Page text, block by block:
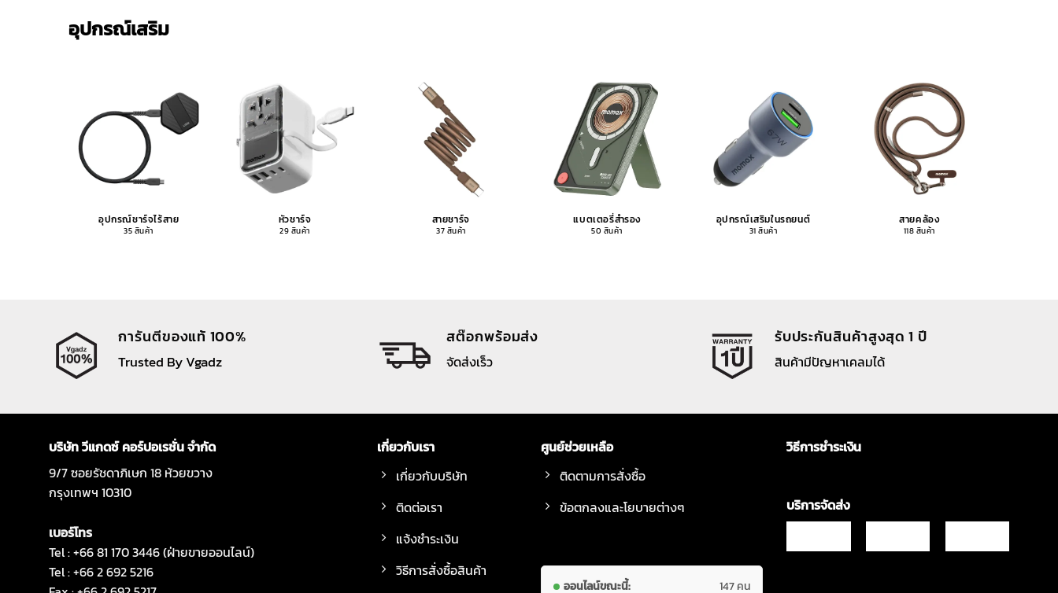
อุปกรณ์เสริม
อุปกรณ์ชาร์จไร้สาย
35 สินค้า
หัวชาร์จ
29 สินค้า
สายชาร์จ
37 สินค้า
แบตเตอรี่สำรอง
50 สินค้า
อุปกรณ์เสริมในรถยนต์
31 สินค้า
สายคล้อง
118 สินค้า
การันตีของแท้ 100%
Trusted By Vgadz
สต๊อกพร้อมส่ง
จัดส่งเร็ว
รับประกันสินค้าสูงสุด 1 ปี
สินค้ามีปัญหาเคลมได้
บริษัท วีแกดซ์ คอร์ปอเรชั่น จำกัด
9/7 ซอยรัชดาภิเษก 18 ห้วยขวาง
กรุงเทพฯ 10310
เบอร์โทร
Tel : +66 81 170 3446 (ฝ่ายขายออนไลน์)
Tel : +66 2 692 5216
เกี่ยวกับเรา
เกี่ยวกับบริษัท
ติดต่อเรา
แจ้งชำระเงิน
วิธีการสั่งซื้อสินค้า
ศูนย์ช่วยเหลือ
ติดตามการสั่งซื้อ
ข้อตกลงและโยบายต่างๆ
ออนไลน์ขณะนี้: 147 คน
วิธีการชำระเงิน
บริการจัดส่ง